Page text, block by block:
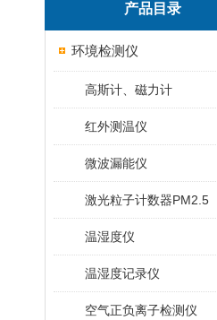
产品目录
环境检测仪
高斯计、磁力计
红外测温仪
微波漏能仪
激光粒子计数器PM2.5
温湿度仪
温湿度记录仪
空气正负离子检测仪